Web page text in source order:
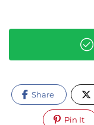
Share
Pin It